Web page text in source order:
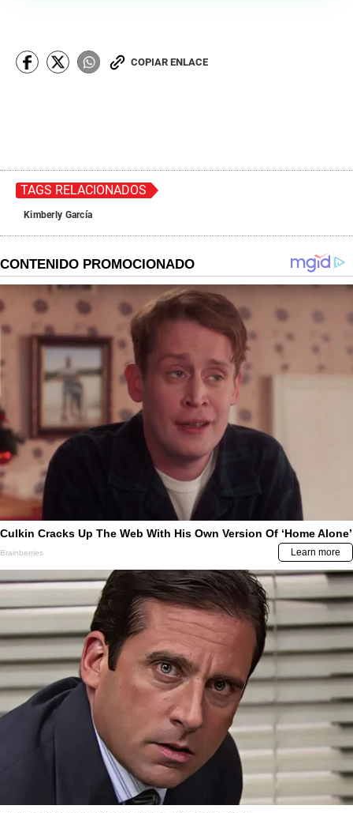
COPIAR ENLACE
TAGS RELACIONADOS
Kimberly García